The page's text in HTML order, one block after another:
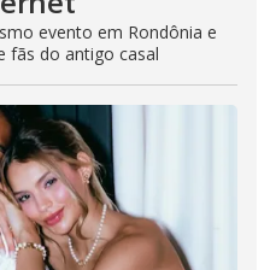
evento em Rondônia e
fãs do antigo casal